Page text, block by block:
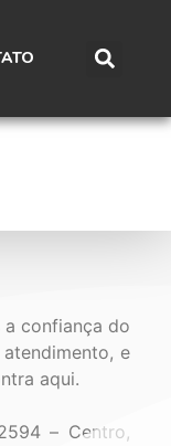
confiança do
e
aqui.
– Centro,